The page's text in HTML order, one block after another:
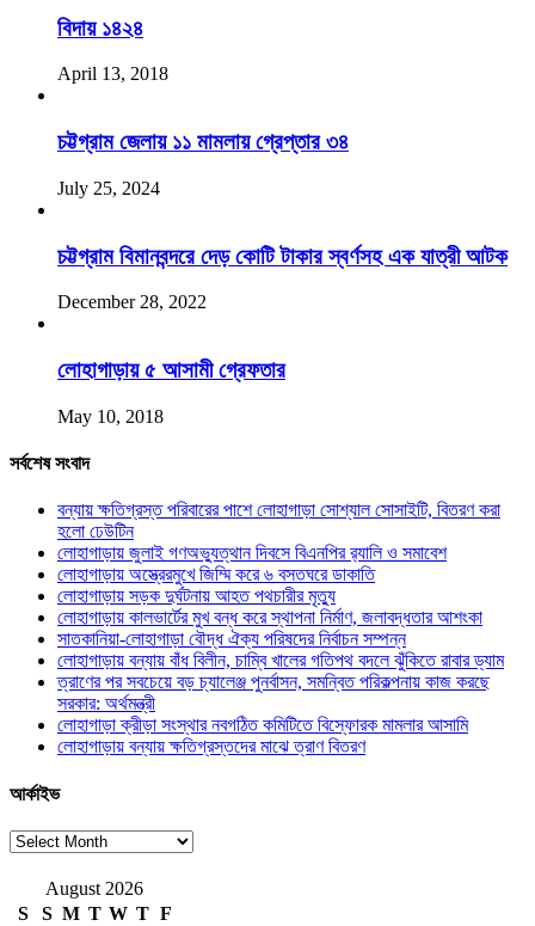
বিদায় ১৪২৪
April 13, 2018
চট্টগ্রাম জেলায় ১১ মামলায় গ্রেপ্তার ৩৪
July 25, 2024
চট্টগ্রাম বিমানবন্দরে দেড় কোটি টাকার স্বর্ণসহ এক যাত্রী আটক
December 28, 2022
লোহাগাড়ায় ৫ আসামী গ্রেফতার
May 10, 2018
সর্বশেষ সংবাদ
বন্যায় ক্ষতিগ্রস্ত পরিবারের পাশে লোহাগাড়া সোশ্যাল সোসাইটি, বিতরণ করা
হলো ঢেউটিন
লোহাগাড়ায় জুলাই গণঅভ্যুত্থান দিবসে বিএনপির র‌্যালি ও সমাবেশ
লোহাগাড়ায় অস্ত্রেরমুখে জিম্মি করে ৬ বসতঘরে ডাকাতি
লোহাগাড়ায় সড়ক দুর্ঘটনায় আহত পথচারীর মৃত্যু
লোহাগাড়ায় কালভার্টের মুখ বন্ধ করে স্থাপনা নির্মাণ, জলাবদ্ধতার আশংকা
সাতকানিয়া-লোহাগাড়া বৌদ্ধ ঐক্য পরিষদের নির্বাচন সম্পন্ন
লোহাগাড়ায় বন্যায় বাঁধ বিলীন, চাম্বি খালের গতিপথ বদলে ঝুঁকিতে রাবার ড্যাম
ত্রাণের পর সবচেয়ে বড় চ্যালেঞ্জ পুনর্বাসন, সমন্বিত পরিকল্পনায় কাজ করছে
সরকার: অর্থমন্ত্রী
লোহাগাড়া ক্রীড়া সংস্থার নবগঠিত কমিটিতে বিস্ফোরক মামলার আসামি
লোহাগাড়ায় বন্যায় ক্ষতিগ্রস্তদের মাঝে ত্রাণ বিতরণ
আর্কাইভ
আর্কাইভ
August 2026
S
S M T W T F